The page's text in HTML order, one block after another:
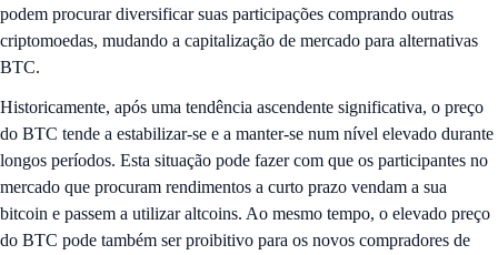
podem procurar diversificar suas participações comprando outras
criptomoedas, mudando a capitalização de mercado para alternativas
BTC.
Historicamente, após uma tendência ascendente significativa, o preço
do BTC tende a estabilizar-se e a manter-se num nível elevado durante
longos períodos. Esta situação pode fazer com que os participantes no
mercado que procuram rendimentos a curto prazo vendam a sua
bitcoin e passem a utilizar altcoins. Ao mesmo tempo, o elevado preço
do BTC pode também ser proibitivo para os novos compradores de